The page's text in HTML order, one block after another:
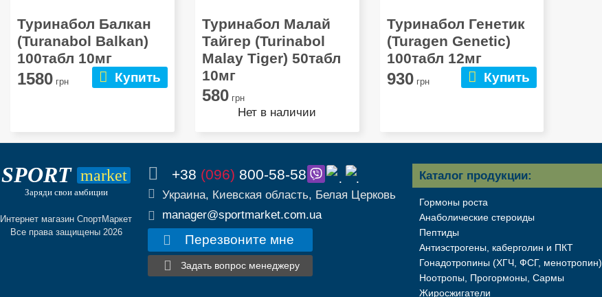
Туринабол Балкан
(Turanabol Balkan)
100табл 10мг
1580 грн Купить
Туринабол Малай
Тайгер (Turinabol
Malay Tiger) 50табл
10мг
580грн
Нет в наличии
Туринабол Генетик
(Turagen Genetic)
100табл 12мг
930грн Купить
SPORT market
Заряди свои амбиции
Интернет магазин СпортМаркет
Все права защищены 2026
+38 (096) 800-58-58
Украина, Киевская область, Белая Церковь
manager@sportmarket.com.ua
Перезвоните мне
Задать вопрос менеджеру
Каталог продукции:
Гормоны роста
Анаболические стероиды
Пептиды
Антиэстрогены, каберголин и ПКТ
Гонадотропины (ХГЧ, ФСГ, менотропин)
Ноотропы, Прогормоны, Сармы
Жиросжигатели